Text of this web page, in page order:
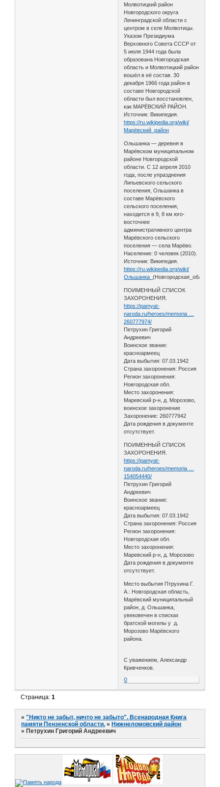
Молвотицкий район
Новгородского округа
Ленинградской области с
центром в селе Молвотицы.
Указом Президиума
Верховного Совета СССР от
5 июля 1944 года была
образована Новгородская
область и Молвотицкий район
вошёл в её состав. 30
декабря 1966 года район в
составе Новгородской
области был восстановлен,
как МАРЁВСКИЙ РАЙОН.
Источник: Википедия.
https://ru.wikipedia.org/wiki/
Марёвский_район
Ольшанка — деревня в
Марёвском муниципальном
районе Новгородской
области. С 12 апреля 2010
года, после упразднения
Липьевского сельского
поселения, Ольшанка в
составе Марёвского
сельского поселения,
находится в 9, 8 км юго-
восточнее
административного центра
Марёвского сельского
поселения — села Марёво.
Население: 0 человек (2010).
Источник: Википедия.
https://ru.wikipedia.org/wiki/
Ольшанка_(Новгородская_область)
ПОИМЕННЫЙ СПИСОК
ЗАХОРОНЕНИЯ.
https://pamyat-
naroda.ru/heroes/memoria …
260777974/
Петрухин Григорий
Андреевич
Воинское звание:
красноармеец
Дата выбытия: 07.03.1942
Страна захоронения: Россия
Регион захоронения:
Новгородская обл.
Место захоронения:
Маревский р-н, д. Морозово,
воинское захоронение
Захоронение: 260777942
Дата рождения в документе
отсутствует.
ПОИМЕННЫЙ СПИСОК
ЗАХОРОНЕНИЯ.
https://pamyat-
naroda.ru/heroes/memoria …
154054440/
Петрухин Григорий
Андреевич
Воинское звание:
красноармеец
Дата выбытия: 07.03.1942
Страна захоронения: Россия
Регион захоронения:
Новгородская обл.
Место захоронения:
Маревский р-н, д. Морозово
Дата рождения в документе
отсутствует.
Место выбытия Птрухина Г.
А.: Новгородская область,
Марёвский муниципальный
район, д. Ольшанка,
увековечен в списках
братской могилы у д.
Морозово Марёвского
района.
С уважением, Александр
Кривченков.
0
Страница:1
»"Никто не забыт, ничто не забыто". Всенародная Книга
памяти Пензенской области. » Нижнеломовский район
» Петрухин Григорий Андреевич